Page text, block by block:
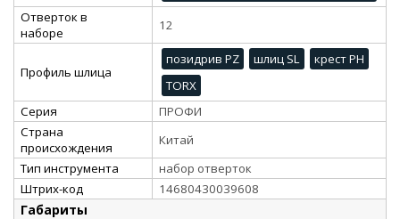
Отверток в
наборе
12
Профиль шлица
позидрив PZ шлиц SL
крест PH
TORX
Серия
ПРОФИ
Страна
происхождения
Китай
Тип инструмента
набор отверток
Штрих-код
14680430039608
Габариты